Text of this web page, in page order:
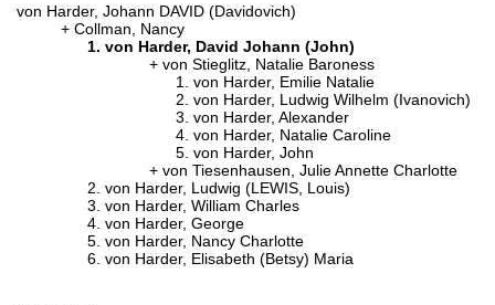
von Harder, Johann DAVID (Davidovich)
Collman, Nancy
von Harder, David Johann (John)
von Stieglitz, Natalie Baroness
von Harder, Emilie Natalie
von Harder, Ludwig Wilhelm (Ivanovich)
von Harder, Alexander
von Harder, Natalie Caroline
von Harder, John
von Tiesenhausen, Julie Annette Charlotte
von Harder, Ludwig (LEWIS, Louis)
von Harder, William Charles
von Harder, George
von Harder, Nancy Charlotte
von Harder, Elisabeth (Betsy) Maria